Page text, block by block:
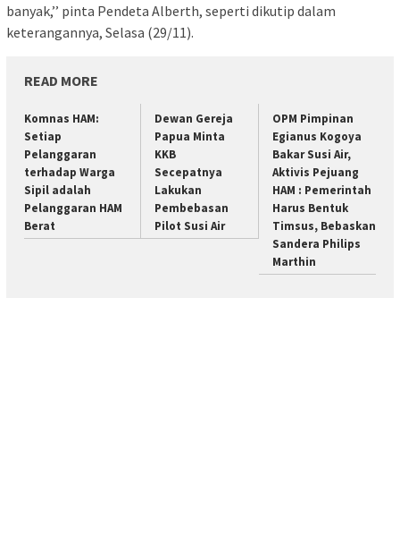
banyak,’’ pinta Pendeta Alberth, seperti dikutip dalam
keterangannya, Selasa (29/11).
READ MORE
Komnas HAM:
Setiap
Pelanggaran
terhadap Warga
Sipil adalah
Pelanggaran HAM
Berat
Dewan Gereja
Papua Minta
KKB
Secepatnya
Lakukan
Pembebasan
Pilot Susi Air
OPM Pimpinan
Egianus Kogoya
Bakar Susi Air,
Aktivis Pejuang
HAM : Pemerintah
Harus Bentuk
Timsus, Bebaskan
Sandera Philips
Marthin